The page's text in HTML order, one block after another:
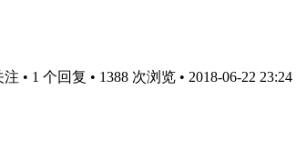
• 1 个回复 • 1388 次浏览 • 2018-06-22 23:24